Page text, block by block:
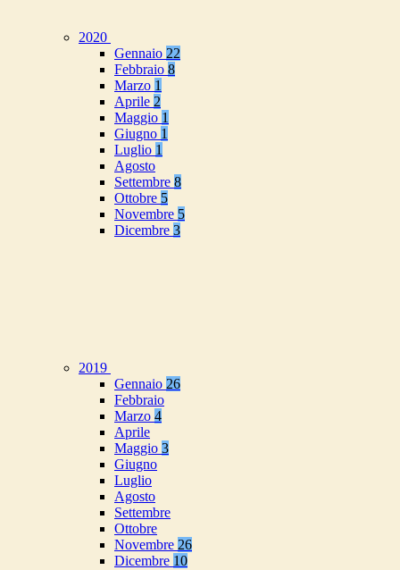
2020
Gennaio 22
Febbraio 8
Marzo 1
Aprile 2
Maggio 1
Giugno 1
Luglio 1
Agosto
Settembre 8
Ottobre 5
Novembre 5
Dicembre 3
2019
Gennaio 26
Febbraio
Marzo 4
Aprile
Maggio 3
Giugno
Luglio
Agosto
Settembre
Ottobre
Novembre 26
Dicembre 10